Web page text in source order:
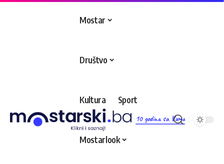
10 godina sa Vama
Mostar
Društvo
Kultura Sport
Mostarlook